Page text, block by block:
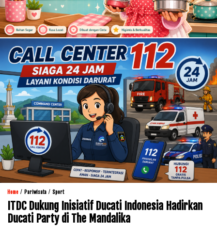
Home / Pariwisata / Sport
ITDC Dukung Inisiatif Ducati Indonesia Hadirkan
Ducati Party di The Mandalika